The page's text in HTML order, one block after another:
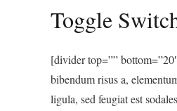
Toggle
[divider top=””
bibendum risus a,
ligula, sed feugiat est